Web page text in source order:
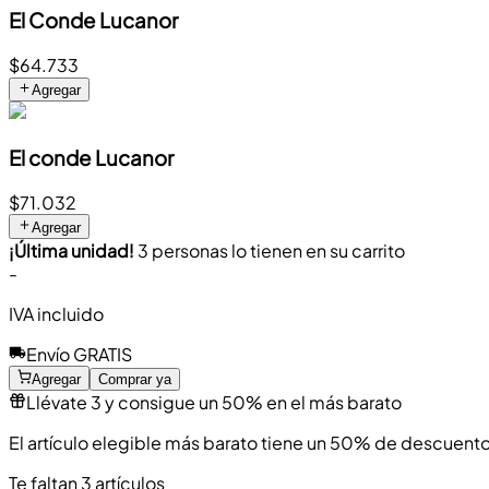
El Conde Lucanor
$64.733
Agregar
El conde Lucanor
$71.032
Agregar
¡Última unidad! 3 personas lo tienen en su carrito
-
IVA incluido
Envío GRATIS
Agregar Comprar ya
Llévate 3 y consigue un 50% en el más barato
El artículo elegible más barato tiene un 50% de
Te faltan 3 artículos